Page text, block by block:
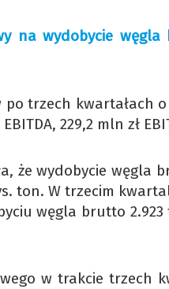
na wydobycie
po trzech kwartałach
229,2 mln zł
że wydobycie węgla
ton. W trzecim
węgla brutto
w trakcie trzech